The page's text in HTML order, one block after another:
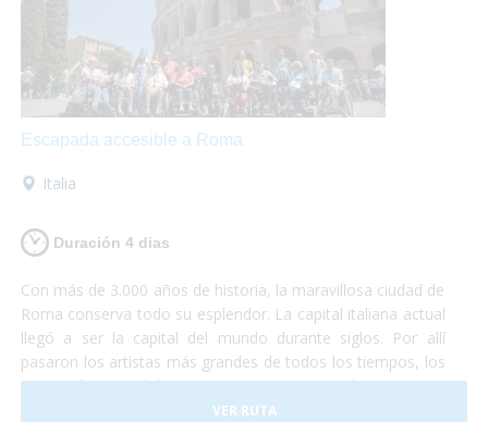
Escapada accesible a Roma
Italia
Duración 4 dias
Con más de 3.000 años de historia, la maravillosa ciudad de
Roma conserva todo su esplendor. La capital italiana actual
llegó a ser la capital del mundo durante siglos. Por allí
pasaron los artistas más grandes de todos los tiempos, los
emperadores del Imperio Romano, los Papas,
comerciantes de todos los lugares del mundo y todo lo que
VER RUTA